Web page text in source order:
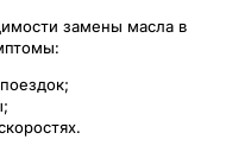
замены масла в